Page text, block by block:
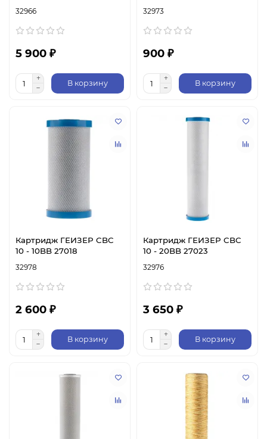
32966
5 900 ₽
В корзину
32973
900 ₽
В корзину
Картридж ГЕИЗЕР CBC
10 - 10BB 27018
32978
2 600 ₽
В корзину
Картридж ГЕИЗЕР CBC
10 - 20BB 27023
32976
3 650 ₽
В корзину